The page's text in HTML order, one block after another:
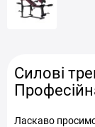
Силові
Ласкаво